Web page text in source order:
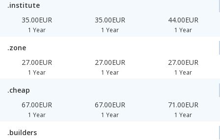
.institute
35.00EUR
1 Year
35.00EUR
1 Year
44.00EUR
1 Year
.zone
27.00EUR
1 Year
27.00EUR
1 Year
27.00EUR
1 Year
.cheap
67.00EUR
1 Year
67.00EUR
1 Year
71.00EUR
1 Year
.builders